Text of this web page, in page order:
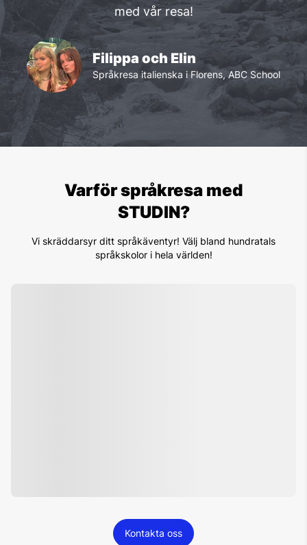
med vår resa!
Filippa och Elin
Språkresa italienska i Florens, ABC School
Varför språkresa med
STUDIN?
Vi skräddarsyr ditt språkäventyr! Välj bland hundratals
språkskolor i hela världen!
Kontakta oss